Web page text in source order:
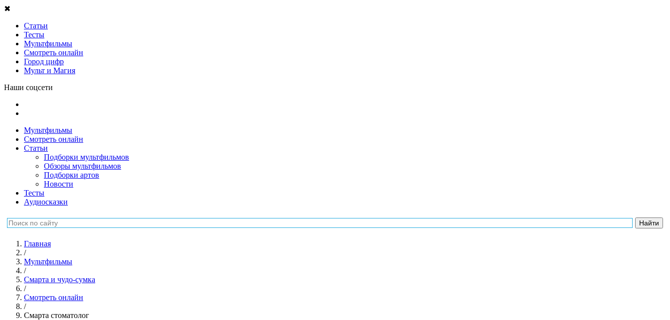
✖
Статьи
Тесты
Мультфильмы
Смотреть онлайн
Город цифр
Мульт и Магия
Наши соцсети
Мультфильмы
Смотреть онлайн
Статьи
Подборки мультфильмов
Обзоры мультфильмов
Подборки артов
Новости
Тесты
Аудиосказки
Главная
/
Мультфильмы
/
Смарта и чудо-сумка
/
Смотреть онлайн
/
Смарта стоматолог